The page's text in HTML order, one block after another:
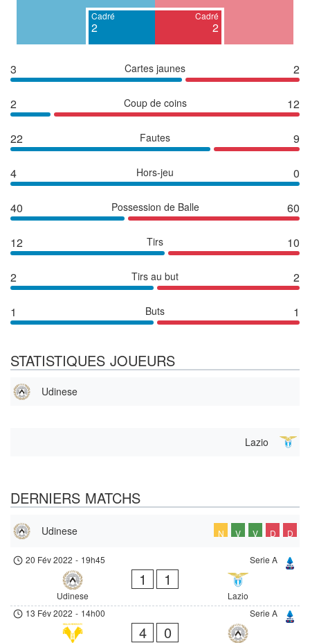
Cadré
2
Cadré
2
3 Cartes jaunes 2
2 Coup de coins 12
22 Fautes 9
4 Hors-jeu 0
40 Possession de Balle 60
12 Tirs 10
2 Tirs au but 2
1 Buts 1
STATISTIQUES JOUEURS
Udinese
Lazio
DERNIERS MATCHS
Udinese N V V D D
Serie A
20 Fév 2022 - 19h45
Udinese
1 1
Lazio
Serie A
13 Fév 2022 - 14h00
4 0